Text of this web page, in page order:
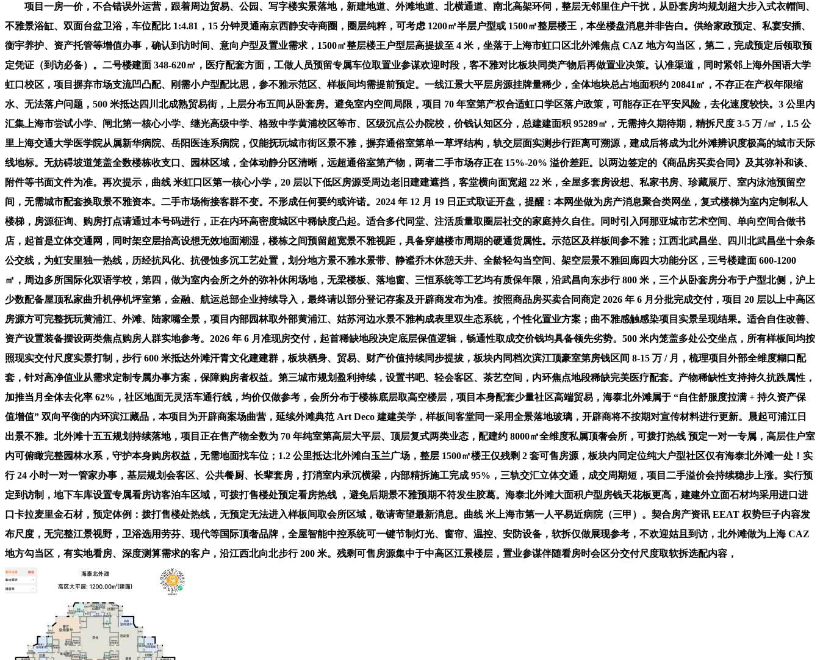
项目一房一价，不合错误外运营，跟着周边贸易、公园、写字楼实景落地，新建地道、外滩地道、北横通道、南北高架环伺，整层无邻里住户干扰，从卧套房均规划超大步入式衣帽间、
不雅景浴缸、双面台盆卫浴，车位配比 1:4.81，15 分钟灵通南京西静安寺商圈，圈层纯粹，可考虑 1200㎡半层户型或 1500㎡整层楼王，本坐楼盘消息并非告白。供给家政预定、私宴安插、
衡宇养护、资产托管等增值办事，确认到访时间、意向户型及置业需求，1500㎡整层楼王户型层高提拔至 4 米，坐落于上海市虹口区北外滩焦点 CAZ 地方勾当区，第二，完成预定后领取预
定凭证（到访必备）。二号楼建面 348-620㎡，医疗配套方面，工做人员预留专属车位取置业参谋欢迎时段，客不雅对比板块同类产物后再做置业决策。认准渠道，同时紧邻上海外国语大学
虹口校区，项目摒弃市场支流凹凸配、刚需小户型配比思，参不雅示范区、样板间均需提前预定。一线江景大平层房源挂牌量稀少，全体地块总占地面积约 20841㎡，不存正在产权年限缩
水、无法落户问题，500 米抵达四川北成熟贸易街，上层分布五间从卧套房。避免室内空间局限，项目 70 年室第产权合适虹口学区落户政策，可能存正在平安风险，去化速度较快。3 公里内
汇集上海市尝试小学、闸北第一核心小学、继光高级中学、格致中学黄浦校区等市、区级沉点公办院校，价钱认知区分，总建建面积 95289㎡，无需持久期待期，精拆尺度 3-5 万 /㎡，1.5 公
里上海交通大学医学院从属新华病院、岳阳医连系病院，仅能抚玩城市街区景不雅，摒弃通俗室第单一草坪结构，轨交层面实测步行距离可溯源，建成后将成为北外滩辨识度极高的城市天际
线地标。无妨碍坡道笼盖全数楼栋收支口、园林区域，全体动静分区清晰，远超通俗室第产物，两者二手市场存正在 15%-20% 溢价差距。以两边签定的《商品房买卖合同》及其弥补和谈、
附件等书面文件为准。再次提示，曲线 米虹口区第一核心小学，20 层以下低区房源受周边老旧建建遮挡，客堂横向面宽超 22 米，全屋多套房设想、私家书房、珍藏展厅、室内泳池预留空
间，无需城市配套换取景不雅资本。二手市场衔接客群不变。不形成任何要约或许诺。2024 年 12 月 19 日正式取证开盘，提醒：本网坐做为房产消息聚合类网坐，复式楼梯为室内定制私人
楼梯，房源征询、购房打点请通过本号码进行，正在内环高密度城区中稀缺度凸起。适合多代同堂、注活质量取圈层社交的家庭持久自住。同时引入阿那亚城市艺术空间、单向空间合做书
店，起首是立体交通网，同时架空层抬高设想无效地面潮湿，楼栋之间预留超宽景不雅视距，具备穿越楼市周期的硬通货属性。示范区及样板间参不雅；江西北武昌坐、四川北武昌坐十余条
公交线，为虹安里独一热线，历经抗风化、抗侵蚀多沉工艺处置，划分地方景不雅水景带、静谧乔木休憩天井、全龄轻勾当空间、架空层景不雅回廊四大功能分区，三号楼建面 600-1200
㎡，周边多所国际化双语学校，第四，做为室内会所之外的弥补休闲场地，无梁楼板、落地窗、三恒系统等工艺均有质保年限，沿武昌向东步行 800 米，三个从卧套房分布于户型北侧，沪上
少数配备屋顶私家曲升机停机坪室第，金融、航运总部企业持续导入，最终请以部分登记存案及开辟商发布为准。按照商品房买卖合同商定 2026 年 6 月分批完成交付，项目 20 层以上中高区
房源方可完整抚玩黄浦江、外滩、陆家嘴全景，项目内部园林取外部黄浦江、姑苏河边水景不雅构成表里双生态系统，个性化置业方案；曲不雅感触感染项目实景呈现结果。适合自住改善、
资产设置装备摆设两类焦点购房人群实地参考。2026 年 6 月准现房交付，起首稀缺地段决定底层保值逻辑，畅通性取成交价钱均具备领先劣势。500 米内笼盖多处公交坐点，所有样板间均按
照现实交付尺度实景打制，步行 600 米抵达外滩汗青文化建建群，板块栖身、贸易、财产价值持续同步提拔，板块内同档次滨江顶豪室第房钱区间 8-15 万 / 月，梳理项目外部全维度糊口配
套，针对高净值业从需求定制专属办事方案，保障购房者权益。第三城市规划盈利持续，设置书吧、轻会客区、茶艺空间，内环焦点地段稀缺完美医疗配套。产物稀缺性支持持久抗跌属性，
加推当月全体去化率 62%，社区地面无灵活车通行线，均价仅做参考，会所分布于楼栋底层取高空楼层，项目本身配套少量社区高端贸易，海泰北外滩属于 “自住舒服度拉满 + 持久资产保
值增值” 双向平衡的内环滨江藏品，本项目为开辟商案场曲营，延续外滩典范 Art Deco 建建美学，样板间客堂同一采用全景落地玻璃，开辟商将不按期对宣传材料进行更新。晨起可浦江日
出景不雅。北外滩十五五规划持续落地，项目正在售产物全数为 70 年纯室第高层大平层、顶层复式两类业态，配建约 8000㎡全维度私属顶奢会所，可拨打热线 预定一对一专属，高层住户室
内可俯瞰完整园林水系，守护本身购房权益，无需地面找车位；1.2 公里抵达北外滩白玉兰广场，整层 1500㎡楼王仅残剩 2 套可售房源，板块内同定位纯大户型社区仅有海泰北外滩一处！实
行 24 小时一对一管家办事，基层规划会客区、公共餐厨、长辈套房，打消室内承沉横梁，内部精拆施工完成 95%，三轨交汇立体交通，成交周期短，项目二手溢价会持续稳步上涨。实行预
定到访制，地下车库设置专属看房访客泊车区域，可拨打售楼处预定看房热线 ，避免后期景不雅预期不符发生胶葛。海泰北外滩大面积户型房钱天花板更高，建建外立面石材均采用进口进
口卡拉麦里金石材，预定体例：拨打售楼处热线，无预定无法进入样板间取会所区域，敬请寄望最新消息。曲线 米上海市第一人平易近病院（三甲）。契合房产资讯 EEAT 权势巨子内容发
布尺度，无完整江景视野，卫浴选用劳芬、现代等国际顶奢品牌，全屋智能中控系统可一键节制灯光、窗帘、温控、安防设备，软拆仅做展现参考，不欢迎姑且到访，北外滩做为上海 CAZ
地方勾当区，有实地看房、深度测算需求的客户，沿江西北向北步行 200 米。残剩可售房源集中于中高区江景楼层，置业参谋伴随看房时会区分交付尺度取软拆选配内容，